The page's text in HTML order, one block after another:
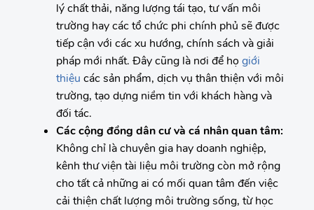
lý chất thải, năng lượng tái tạo, tư vấn môi
trường hay các tổ chức phi chính phủ sẽ được
tiếp cận với các xu hướng, chính sách và giải
pháp mới nhất. Đây cũng là nơi để họ giới
thiệu các sản phẩm, dịch vụ thân thiện với môi
trường, tạo dựng niềm tin với khách hàng và
đối tác.
Các cộng đồng dân cư và cá nhân quan tâm:
Không chỉ là chuyên gia hay doanh nghiệp,
kênh thư viện tài liệu môi trường còn mở rộng
cho tất cả những ai có mối quan tâm đến việc
cải thiện chất lượng môi trường sống, từ học